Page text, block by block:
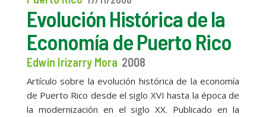
Evolución Histórica de la
Economía de Puerto Rico
Edwin Irizarry Mora 2008
Artículo sobre la evolución histórica de la economía
de Puerto Rico desde el siglo XVI hasta la época de
la modernización en el siglo XX. Publicado en la